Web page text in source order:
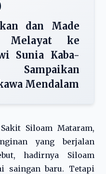
dan Made
Melayat ke
Sunia Kaba-
Mendalam
Siloam Mataram,
yang berjalan
hadirnya Siloam
saingan baru. Tetapi